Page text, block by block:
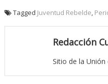
Tagged Juventud Rebelde,
Redacción
Sitio de la Unión